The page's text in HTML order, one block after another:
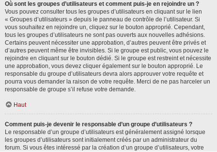
Où sont les groupes d’utilisateurs et comment puis-je en rejoindre un ?
Vous pouvez consulter tous les groupes d’utilisateurs en cliquant sur le lien
« Groupes d’utilisateurs » depuis le panneau de contrôle de l’utilisateur. Si
vous souhaitez en rejoindre un, cliquez sur le bouton approprié. Cependant,
tous les groupes d’utilisateurs ne sont pas ouverts aux nouvelles adhésions.
Certains peuvent nécessiter une approbation, d’autres peuvent être privés et
d’autres peuvent même être invisibles. Si le groupe est public, vous pouvez le
rejoindre en cliquant sur le bouton dédié. Si le groupe est restreint et nécessite
une approbation, vous devez cliquer également sur le bouton approprié. Le
responsable du groupe d’utilisateurs devra alors approuver votre requête et
pourra vous demander la raison de votre requête. Merci de ne pas harceler un
responsable de groupe s’il refuse votre demande.
Haut
Comment puis-je devenir le responsable d’un groupe d’utilisateurs ?
Le responsable d’un groupe d’utilisateurs est généralement assigné lorsque
les groupes d’utilisateurs sont initialement créés par un administrateur du
forum. Si vous êtes intéressé par la création d’un groupe d’utilisateurs, votre